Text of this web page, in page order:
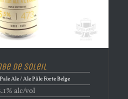
de Soleil
Ale / Ale Pâle Forte Belge
alc/vol